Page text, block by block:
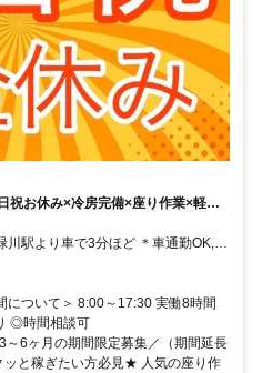
祝お休み×冷房完備×座り作業×軽作
い・週払い可
について＞ 8:00～17:30 実働8時間
◎時間相談可
6ヶ月の期間限定募集／（期間延長
と稼ぎたい方必見★ 人気の座り作